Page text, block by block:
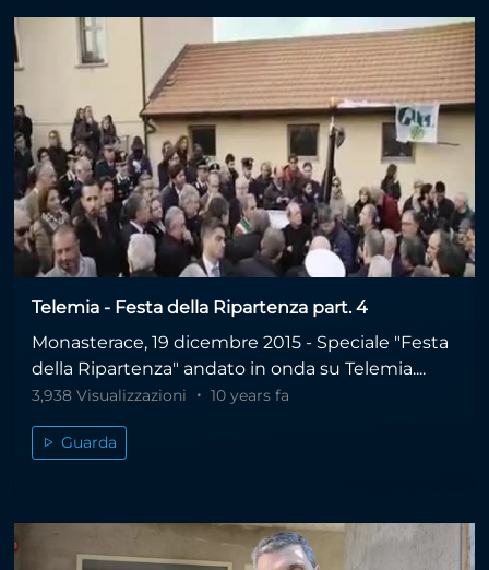
Telemia - Festa della Ripartenza part. 4
Monasterace, 19 dicembre 2015 - Speciale "Festa
della Ripartenza" andato in onda su Telemia....
3,938 Visualizzazioni 10 years fa
Guarda